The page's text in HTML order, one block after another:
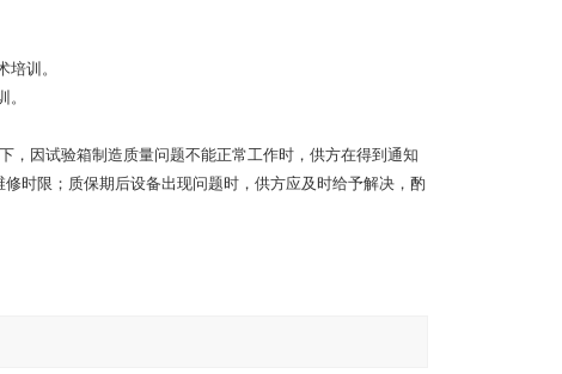
训。
，因试验箱制造质量问题不能正常工作时，供方在得到通知
时限；质保期后设备出现问题时，供方应及时给予解决，酌